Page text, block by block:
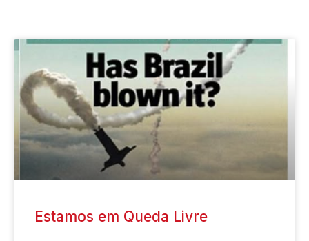
Estamos em Queda Livre